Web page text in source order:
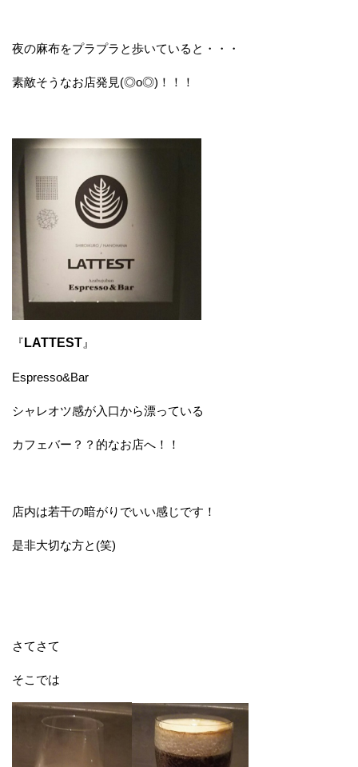
夜の麻布をプラプラと歩いていると・・・
素敵そうなお店発見(◎o◎)！！！
『 LATTEST 』
Espresso&Bar
シャレオツ感が入口から漂っている
カフェバー？？的なお店へ！！
店内は若干の暗がりでいい感じです！
是非大切な方と(笑)
さてさて
そこでは